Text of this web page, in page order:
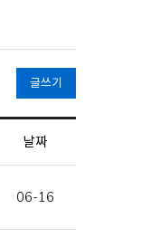
글쓰기
날짜
06-16